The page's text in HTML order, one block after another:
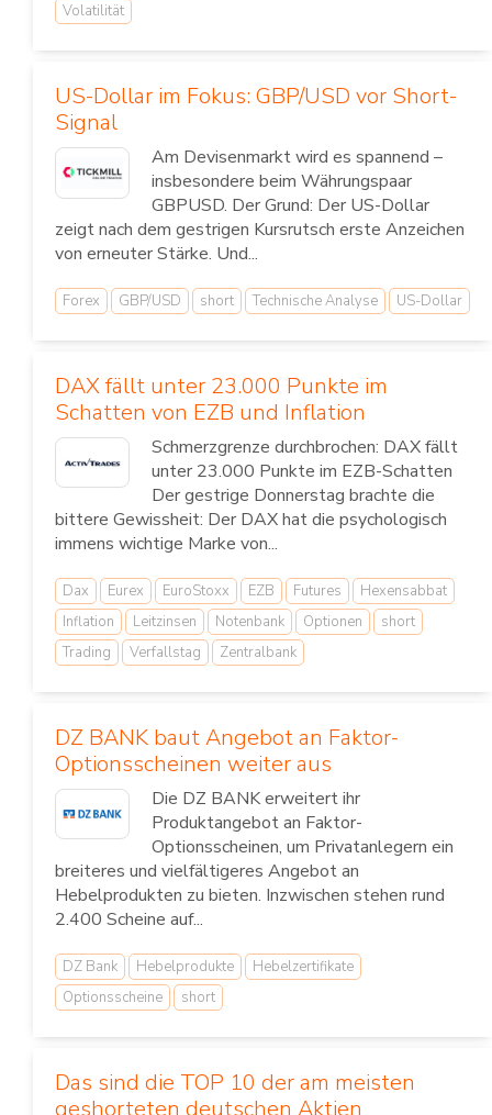
Volatilität
US-Dollar im Fokus: GBP/USD vor Short-
Signal
Am Devisenmarkt wird es spannend –
insbesondere beim Währungspaar
GBPUSD. Der Grund: Der US-Dollar
zeigt nach dem gestrigen Kursrutsch erste Anzeichen
von erneuter Stärke. Und...
Forex GBP/USD short Technische Analyse US-Dollar
DAX fällt unter 23.000 Punkte im
Schatten von EZB und Inflation
Schmerzgrenze durchbrochen: DAX fällt
unter 23.000 Punkte im EZB-Schatten
Der gestrige Donnerstag brachte die
bittere Gewissheit: Der DAX hat die psychologisch
immens wichtige Marke von...
Dax Eurex EuroStoxx EZB Futures
Hexensabbat
Inflation
Leitzinsen Notenbank Optionen
short
Trading
Verfallstag Zentralbank
DZ BANK baut Angebot an Faktor-
Optionsscheinen weiter aus
Die DZ BANK erweitert ihr
Produktangebot an Faktor-
Optionsscheinen, um Privatanlegern ein
breiteres und vielfältigeres Angebot an
Hebelprodukten zu bieten. Inzwischen stehen rund
2.400 Scheine auf...
DZ Bank Hebelprodukte
Hebelzertifikate
Optionsscheine
short
Das sind die TOP 10 der am meisten
geshorteten deutschen Aktien